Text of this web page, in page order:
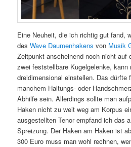
Eine Neuheit, die ich richtig gut fand,
desWave Daumenhakens von Musik
Zeitpunkt anscheinend noch nicht auf
zwei feststellbare Kugelgelenke,
dreidimensional einstellen. Das dürfte
manchem Haltungs- oder
Abhilfe sein. Allerdings sollte man
Haken nicht zu weit weg am Korpus
ausgestellten Tenor empfand ich das
Spreizung. Der Haken am Haken ist
300 Euro muss man wohl rechnen,